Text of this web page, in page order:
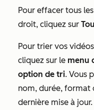
Pour effacer tous
droit, cliquez sur
Pour trier vos
cliquez sur le menu
option de tri. Vous
nom, durée, format
dernière mise à jour.